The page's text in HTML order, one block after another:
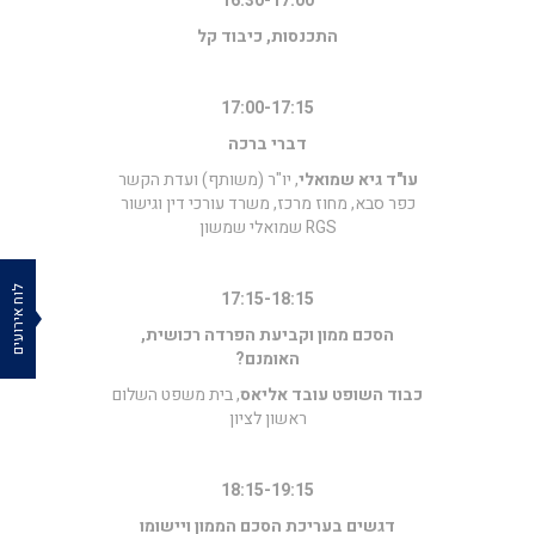
התכנסות, כיבוד קל
17:00-17:15
דברי ברכה
עו"ד גיא שמואלי, יו"ר (משותף) ועדת הקשר
כפר סבא, מחוז מרכז, משרד עורכי דין וגישור
RGS שמואלי שמשון
17:15-18:15
הסכם ממון וקביעת הפרדה רכושית,
האומנם?
כבוד השופט עובד אליאס, בית משפט השלום
ראשון לציון
18:15-19:15
דגשים בעריכת הסכם הממון ויישומו
לוח אירועים